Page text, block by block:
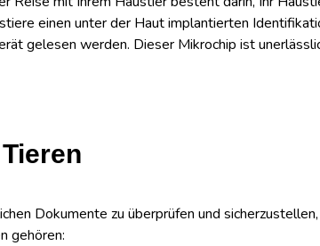
einen unter der Haut implantierten
gelesen werden. Dieser Mikrochip ist
Dokumente zu überprüfen und
gehören: